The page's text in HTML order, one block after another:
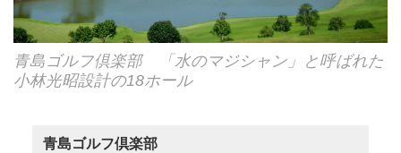
青島ゴルフ倶楽部 「水のマジシャン」と呼ばれた
小林光昭設計の18ホール
青島ゴルフ倶楽部